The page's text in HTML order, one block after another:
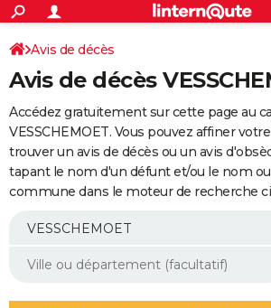
ACTUALITÉS
Politique
Société
Faits Divers
Education
Monde
Villes
+
SPORT
Coupe du monde 2026
Football
Tennis
Cyclisme
Rugby
Forum
Programme TV
TNT
Streaming
Cinéma
Sorties cinéma
Musique
+
FINANCE
Retraite
Epargne
Immobilier
Risques naturels par ville
Assurance
AUTO
Essais
Réserver un essai
Citadines
Berlines
SUV
Forum auto
+
Mobiles
Meilleur smartphone
Internet
Ordinateurs
Jeux vidéo
Guide high-tech
Aménagement intérieur
Avis de décès
Avis de décès
Accédez gratuitement sur cette page au
VESSCHEMOET. Vous pouvez affiner
trouver un avis de décès ou un avis
tapant le nom d'un défunt et/ou le nom
commune dans le moteur de recherche